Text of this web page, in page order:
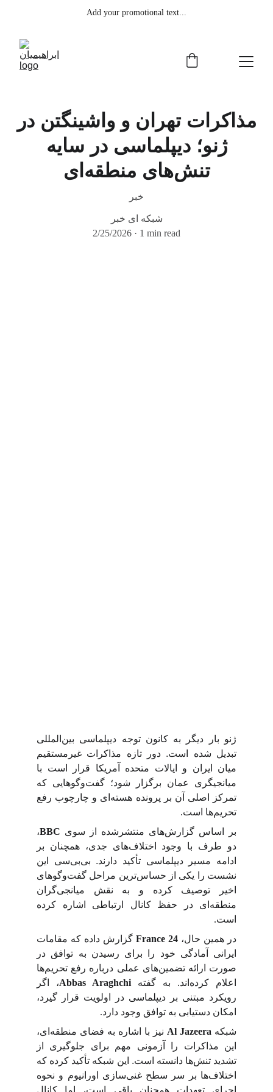
Add your promotional text...
مذاکرات تهران و واشینگتن در
ژنو؛ دیپلماسی در سایه
تنش‌های منطقه‌ای
خبر
شبکه ای خبر
2/25/2026
1 min read
ژنو بار دیگر به کانون توجه دیپلماسی بین‌المللی
تبدیل شده است. دور تازه مذاکرات غیرمستقیم
میان ایران و ایالات متحده آمریکا قرار است با
میانجیگری عمان برگزار شود؛ گفت‌وگوهایی که
تمرکز اصلی آن بر پرونده هسته‌ای و چارچوب رفع
تحریم‌ها است.
بر اساس گزارش‌های منتشرشده از سوی BBC،
دو طرف با وجود اختلاف‌های جدی، همچنان بر
ادامه مسیر دیپلماسی تأکید دارند. بی‌بی‌سی این
نشست را یکی از حساس‌ترین مراحل گفت‌وگوهای
اخیر توصیف کرده و به نقش میانجی‌گران
منطقه‌ای در حفظ کانال ارتباطی اشاره کرده
است.
در همین حال، France 24 گزارش داده که مقامات
ایرانی آمادگی خود را برای رسیدن به توافق در
صورت ارائه تضمین‌های عملی درباره رفع تحریم‌ها
اعلام کرده‌اند. به گفته Abbas Araghchi، اگر
رویکرد مبتنی بر دیپلماسی در اولویت قرار گیرد،
امکان دستیابی به توافق وجود دارد.
شبکه Al Jazeera نیز با اشاره به فضای منطقه‌ای،
این مذاکرات را آزمونی مهم برای جلوگیری از
تشدید تنش‌ها دانسته است. این شبکه تأکید کرده که
اختلاف‌ها بر سر سطح غنی‌سازی اورانیوم و نحوه
اجرای تعهدات همچنان باقی است، اما کانال